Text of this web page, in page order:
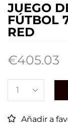
JUEGO
FÚTBOL
RED
€405.03
Añadir a